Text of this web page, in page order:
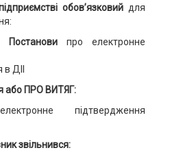
обов’язковий для
про електронне
ДІІ
або ПРО ВИТЯГ:
підтвердження
звільнився: